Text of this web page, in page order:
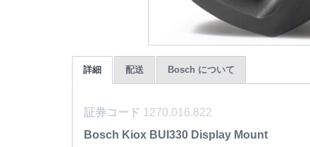
詳細 配送 Bosch について
証券コード 1270.016.822
Bosch Kiox BUI330 Display Mount